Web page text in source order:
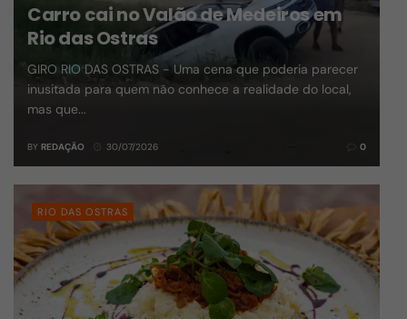
Carro cai no Valão de Medeiros em
Rio das Ostras
GIRO RIO DAS OSTRAS - Uma cena que poderia parecer
inusitada para quem não conhece a realidade do local,
mas que...
BY REDAÇÃO 30/07/2026 0
RIO DAS OSTRAS